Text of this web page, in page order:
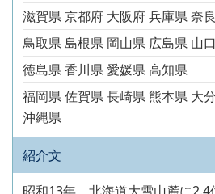
滋賀県京都府 大阪府兵庫県奈
鳥取県島根県 岡山県 広島県 山
徳島県香川県愛媛県高知県
福岡県佐賀県長崎県 熊本県 大
沖縄県
紹介文